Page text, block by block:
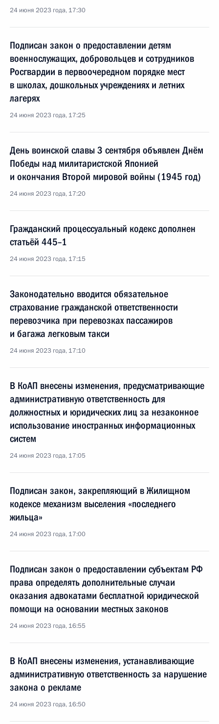
24 июня 2023 года, 17:30
Подписан закон о предоставлении детям
военнослужащих, добровольцев и сотрудников
Росгвардии в первоочередном порядке мест
в школах, дошкольных учреждениях и летних
лагерях
24 июня 2023 года, 17:25
День воинской славы 3 сентября объявлен Днём
Победы над милитаристской Японией
и окончания Второй мировой войны (1945 год)
24 июня 2023 года, 17:20
Гражданский процессуальный кодекс дополнен
статьёй 445–1
24 июня 2023 года, 17:15
Законодательно вводится обязательное
страхование гражданской ответственности
перевозчика при перевозках пассажиров
и багажа легковым такси
24 июня 2023 года, 17:10
В КоАП внесены изменения, предусматривающие
административную ответственность для
должностных и юридических лиц за незаконное
использование иностранных информационных
систем
24 июня 2023 года, 17:05
Подписан закон, закрепляющий в Жилищном
кодексе механизм выселения «последнего
жильца»
24 июня 2023 года, 17:00
Подписан закон о предоставлении субъектам РФ
права определять дополнительные случаи
оказания адвокатами бесплатной юридической
помощи на основании местных законов
24 июня 2023 года, 16:55
В КоАП внесены изменения, устанавливающие
административную ответственность за нарушение
закона о рекламе
24 июня 2023 года, 16:50